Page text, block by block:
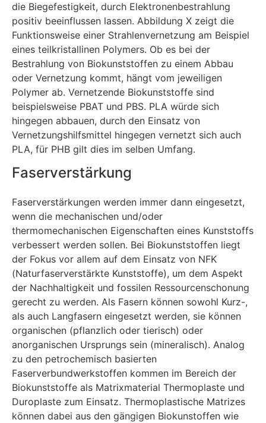
die Biegefestigkeit, durch Elektronenbestrahlung
positiv beeinflussen lassen. Abbildung X zeigt die
Funktionsweise einer Strahlenvernetzung am Beispiel
eines teilkristallinen Polymers. Ob es bei der
Bestrahlung von Biokunststoffen zu einem Abbau
oder Vernetzung kommt, hängt vom jeweiligen
Polymer ab. Vernetzende Biokunststoffe sind
beispielsweise PBAT und PBS. PLA würde sich
hingegen abbauen, durch den Einsatz von
Vernetzungshilfsmittel hingegen vernetzt sich auch
PLA, für PHB gilt dies im selben Umfang.
Faserverstärkung
Faserverstärkungen werden immer dann eingesetzt,
wenn die mechanischen und/oder
thermomechanischen Eigenschaften eines Kunststoffs
verbessert werden sollen. Bei Biokunststoffen liegt
der Fokus vor allem auf dem Einsatz von NFK
(Naturfaserverstärkte Kunststoffe), um dem Aspekt
der Nachhaltigkeit und fossilen Ressourcenschonung
gerecht zu werden. Als Fasern können sowohl Kurz-,
als auch Langfasern eingesetzt werden, sie können
organischen (pflanzlich oder tierisch) oder
anorganischen Ursprungs sein (mineralisch). Analog
zu den petrochemisch basierten
Faserverbundwerkstoffen kommen im Bereich der
Biokunststoffe als Matrixmaterial Thermoplaste und
Duroplaste zum Einsatz. Thermoplastische Matrizes
können dabei aus den gängigen Biokunstoffen wie